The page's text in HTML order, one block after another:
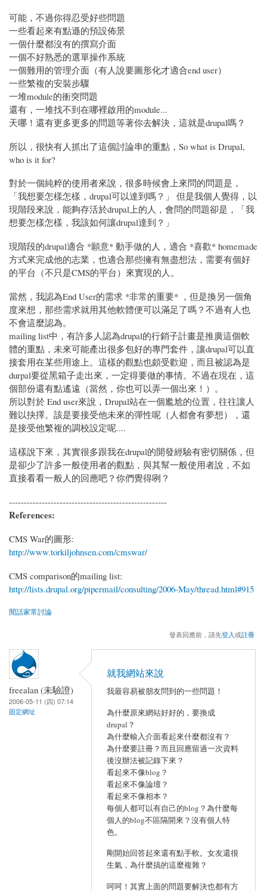
可能，不過你得忍受好些問題
一些看起來有點遜的預設佈景
一個什麼都沒有的撰寫介面
一個不好熟悉的選單操作系統
一個難用的管理介面（有人說要圖形化才適合end user）
一些繁複的安裝步驟
一堆module的衝突問題
還有，一堆找不到在哪裡啟用的module...
天哪！還有更多更多的問題等著你去解決，這就是drupal嗎？
所以，很快有人抓出了這個討論串的重點，So what is Drupal,
who is it for?
對於一個純粹的使用者來說，很多時候會上來問的問題是，
「我想要怎樣怎樣，drupal可以達到嗎？」 但是我個人覺得，以
現階段來說，能夠存活於drupal上的人，會問的問題卻是，「我
想要怎樣怎樣，我該如何讓drupal達到？」
現階段的drupal適合 *願意* 動手做的人，適合 *喜歡* homemade
方式來完成他的志業，也適合那些擁有無盡想法，需要有個好
的平台（不只是CMS的平台）來實現的人。
當然，我認為End User的需求 *非常的重要* ，但是換另一個角
度來想，那些需求就用其他軟體便可以滿足了嗎？不過有人也
不會這麼認為。
mailing list中，有許多人認為drupal的行銷子計畫是推廣這個軟
體的重點，未來可能產出很多包好的專門套件，讓drupal可以直
接套用在某些用途上。這樣的觀點也頗受歡迎，而且被認為是
durpal要從黑箱子走出來，一定得要做的事情。不過在現在，這
個部份還有點遙遠（當然，你也可以弄一個出來！）。
所以對於 End user來說，Drupal站在一個尷尬的位置，往往讓人
難以抉擇。該是要接受他未來的彈性呢（人都會有夢想），還
是接受他繁複的調校設定呢....
這樣說下來，其實很多跟我在drupal的開發經驗有密切關係，但
是卻少了許多一般使用者的觀點，與其幫一般使用者說，不如
直接看看一般人的回應吧？你們覺得咧？
-----------------------------------------------------
References:
CMS War的圖形:
http://www.torkiljohnsen.com/cmswar/
CMS comparison的mailing list:
http://lists.drupal.org/pipermail/consulting/2006-May/thread.html#915
閒話家常討論
發表回應前，請先登入或註冊
freealan (未驗證)
2006-05-11 (四) 07:14
固定網址
就我網站來說
我最容易被朋友問到的一些問題！
為什麼原來網站好好的，要換成
drupal？
為什麼輸入介面看起來什麼都沒有？
為什麼要註冊？而且回應留過一次資料
後沒辦法被記錄下來？
看起來不像blog？
看起來不像論壇？
看起來不像相本？
每個人都可以有自己的blog？為什麼每
個人的blog不區隔開來？沒有個人特
色。
剛開始回答起來還有點手軟。女友還很
生氣，為什麼搞的這麼複雜？
呵呵！其實上面的問題要解決也都有方